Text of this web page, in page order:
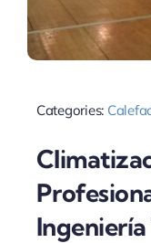
Categories: